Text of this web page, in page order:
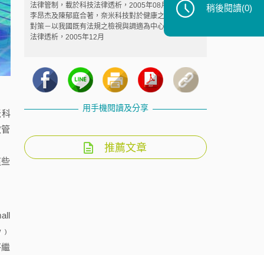
法律管制，載於科技法律透析，2005年08月
李昂杰及陳郁庭合著，奈米科技對於健康之危害及法律
對策－以我國既有法規之檢視與調適為中心，載於科技
法律透析，2005年12月
用手機閱讀及分享
推薦文章
稍後閱讀(0)